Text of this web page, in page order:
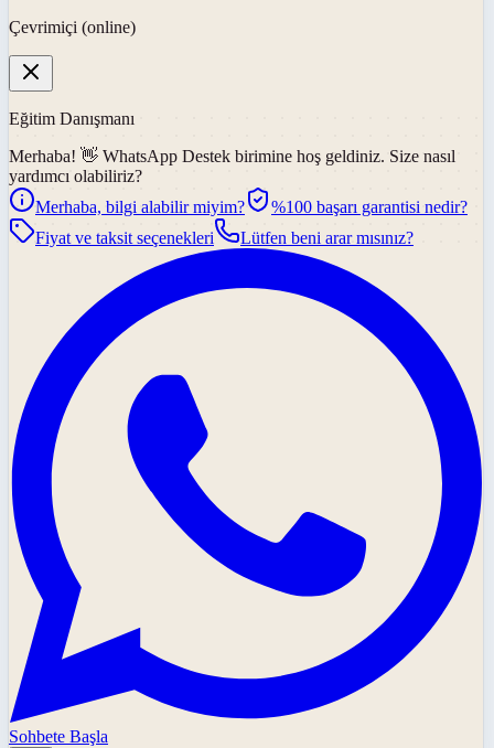
Çevrimiçi (online)
Eğitim Danışmanı
Merhaba! 👋 WhatsApp Destek birimine hoş geldiniz. Size nasıl
yardımcı olabiliriz?
Merhaba, bilgi alabilir miyim?
%100 başarı garantisi nedir?
Fiyat ve taksit seçenekleri
Lütfen beni arar mısınız?
Sohbete Başla